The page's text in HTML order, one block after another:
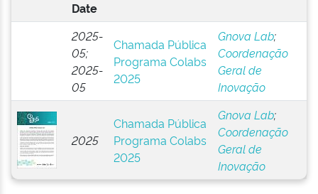
Date
2025-
05;
2025-
05
Chamada Pública
Programa Colabs
2025
Gnova Lab;
Coordenação
Geral de
Inovação
2025
Chamada Pública
Programa Colabs
2025
Gnova Lab;
Coordenação
Geral de
Inovação